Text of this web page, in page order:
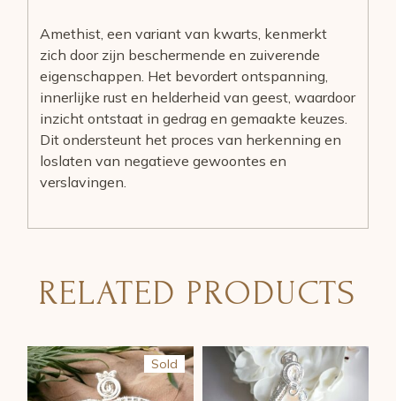
Amethist, een variant van kwarts, kenmerkt
zich door zijn beschermende en zuiverende
eigenschappen. Het bevordert ontspanning,
innerlijke rust en helderheid van geest, waardoor
inzicht ontstaat in gedrag en gemaakte keuzes.
Dit ondersteunt het proces van herkenning en
loslaten van negatieve gewoontes en
verslavingen.
RELATED PRODUCTS
Sold